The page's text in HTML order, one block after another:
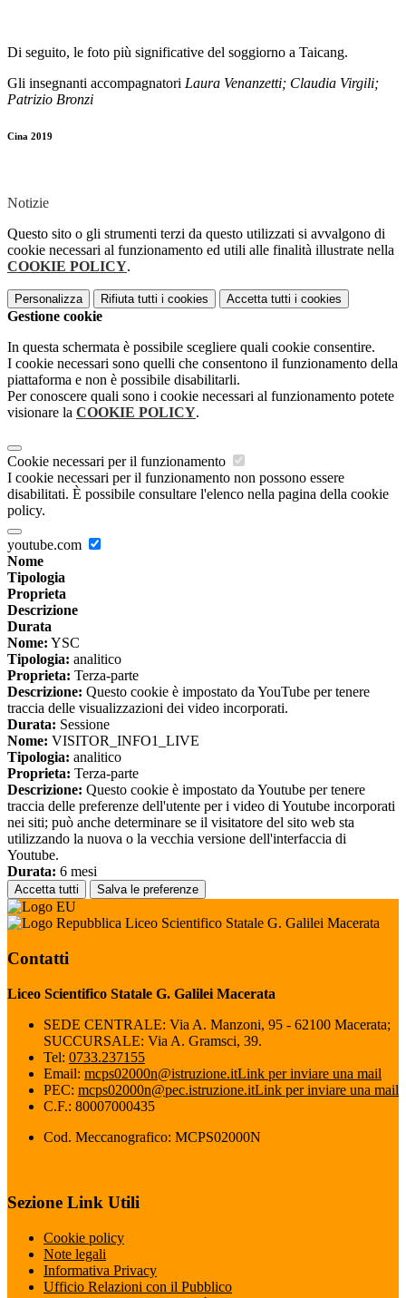
Di seguito, le foto più significative del soggiorno a Taicang.
Gli insegnanti accompagnatori Laura Venanzetti; Claudia Virgili;
Patrizio Bronzi
Cina 2019
Notizie
Questo sito o gli strumenti terzi da questo utilizzati si avvalgono di
cookie necessari al funzionamento ed utili alle finalità illustrate nella
COOKIE POLICY.
Personalizza Rifiuta tutti i cookies Accetta tutti i cookies
Gestione cookie
In questa schermata è possibile scegliere quali cookie consentire.
I cookie necessari sono quelli che consentono il funzionamento della
piattaforma e non è possibile disabilitarli.
Per conoscere quali sono i cookie necessari al funzionamento potete
visionare la COOKIE POLICY.
Cookie necessari per il funzionamento
I cookie necessari per il funzionamento non possono essere
disabilitati. È possibile consultare l'elenco nella pagina della cookie
policy.
youtube.com
Nome
Tipologia
Proprieta
Descrizione
Durata
Nome: YSC
Tipologia: analitico
Proprieta: Terza-parte
Descrizione: Questo cookie è impostato da YouTube per tenere
traccia delle visualizzazioni dei video incorporati.
Durata: Sessione
Nome: VISITOR_INFO1_LIVE
Tipologia: analitico
Proprieta: Terza-parte
Descrizione: Questo cookie è impostato da Youtube per tenere
traccia delle preferenze dell'utente per i video di Youtube incorporati
nei siti; può anche determinare se il visitatore del sito web sta
utilizzando la nuova o la vecchia versione dell'interfaccia di
Youtube.
Durata: 6 mesi
Accetta tutti Salva le preferenze
Liceo Scientifico Statale G. Galilei Macerata
Contatti
Liceo Scientifico Statale G. Galilei Macerata
SEDE CENTRALE: Via A. Manzoni, 95 - 62100 Macerata;
SUCCURSALE: Via A. Gramsci, 39.
Tel: 0733.237155
Email: mcps02000n@istruzione.itLink per inviare una mail
PEC: mcps02000n@pec.istruzione.itLink per inviare una mail
C.F.: 80007000435
Cod. Meccanografico: MCPS02000N
Sezione Link Utili
Cookie policy
Note legali
Informativa Privacy
Ufficio Relazioni con il Pubblico